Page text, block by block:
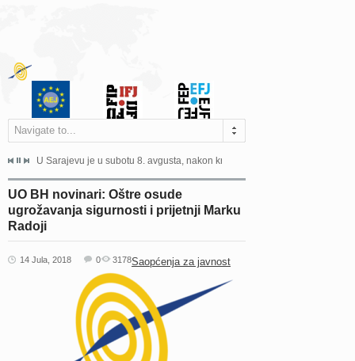
Navigate to...
na zahtjeve za pristup informacijama u zakonskom...
U Sarajevu je u subotu 8. avgusta, nakon kraće bolesti, preminuo
UO BH novinari: Oštre osude
ugrožavanja sigurnosti i prijetnji Marku
Radoji
14 Jula, 2018 Saopćenja za javnost
0 3178